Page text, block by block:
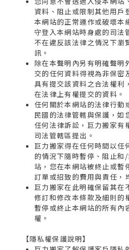
資料、阻止或限制其他用戶
本網站的正常運作或破壞本
守登入本網站時身處的司法
不在違反該法律之情況下瀏
訊。
除在本聲明內另有明確聲明
交的任何資料得視為非保密
具有提交該資料之合法權利
在法律上有權提交的資料。
任何關於本網站的法律行動
民國的法律管轄與保護，如
任何法律訴訟，巨力搬家有
司法管轄區提出。
巨力搬家得在任何時間以任
的情況下隨時暫停、阻止和
站，您在本網站被終止或暫
訂單或招致的費用與責任，
巨力搬家在此明確保留其在
修訂和修改本條款及細則的
暫停或終止本網站的所有內
權。
【隱私權保護說明】